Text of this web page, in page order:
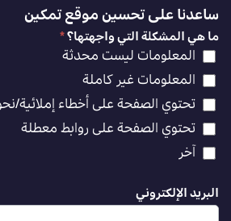
ساعدنا على تحسين موقع تمكين
ما هي المشكلة التي واجهتها؟*
المعلومات ليست محدثة
المعلومات غير كاملة
تحتوي الصفحة على أخطاء إملائية/
تحتوي الصفحة على روابط معطلة
آخر
البريد الإلكتروني